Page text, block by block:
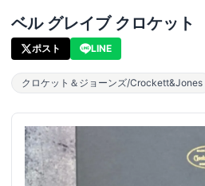
ベル グレイブ クロケット
ポスト LINE
クロケット＆ジョーンズ/Crockett&Jones